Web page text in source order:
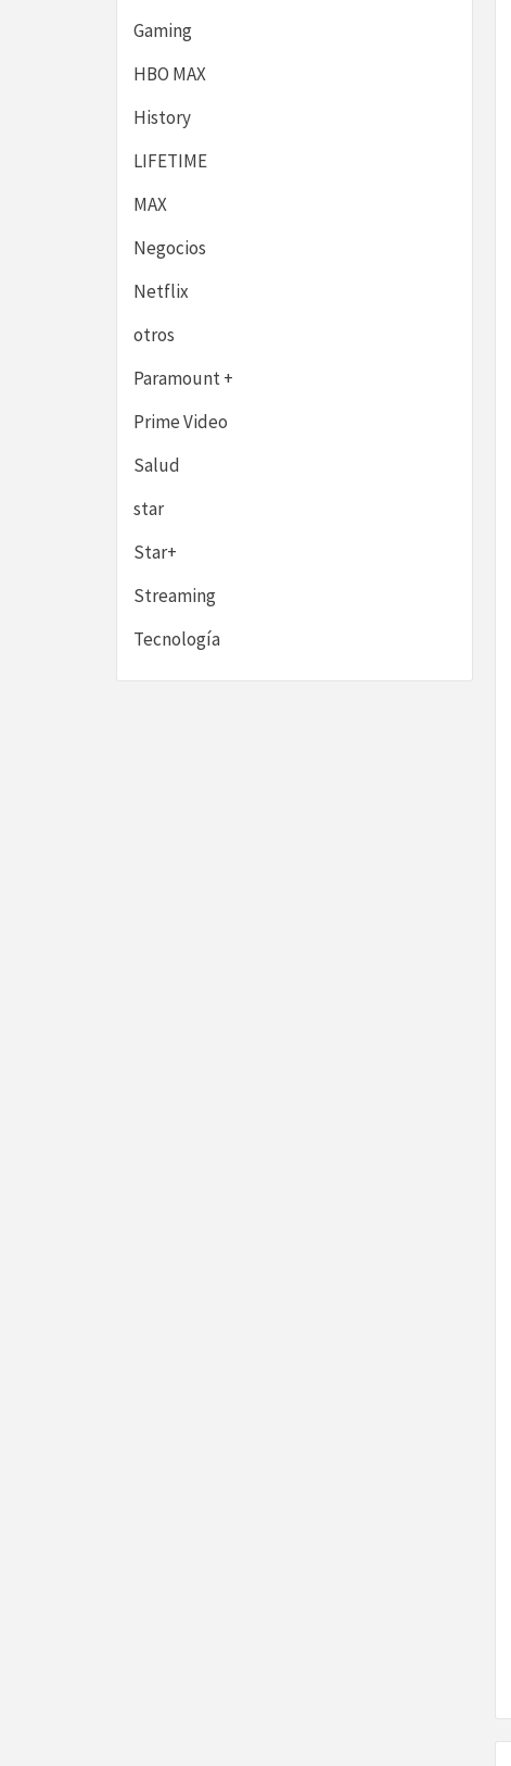
Gaming
HBO MAX
History
LIFETIME
MAX
Negocios
Netflix
otros
Paramount +
Prime Video
Salud
star
Star+
Streaming
Tecnología